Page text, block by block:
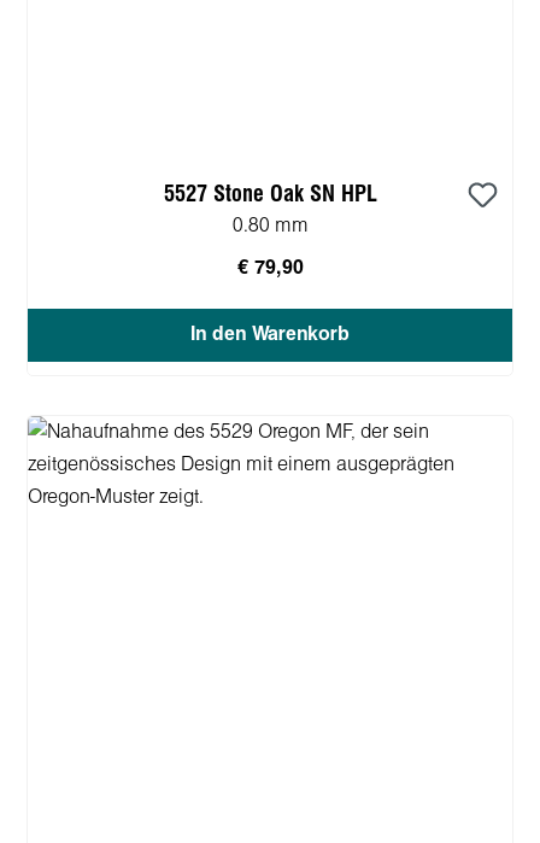
5527 Stone Oak SN HPL
0.80 mm
€ 79,90
In den Warenkorb